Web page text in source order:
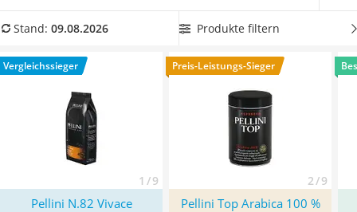
MCT-Öl
Erythrit
Müsli ohne Zuckerzusatz
Kaffeeliebhabern beliebt sind. Wählen Sie jetzt einen Pellini-
Produkt, das sich wunderbar für Espresso, Cappuccino oder
Milchkaffee eignet. Überzeugt hat uns hier im August 2026
besonders das Modell
Pellini N.82 Vivace* mit seinen
Eigenschaften.
Stand: 09.08.2026 Produkte filtern
Vergleichssieger
1 / 9
Preis-Leistungs-Sieger
2 / 9
Pellini N.82 Vivace Pellini Top Arabica 100 %